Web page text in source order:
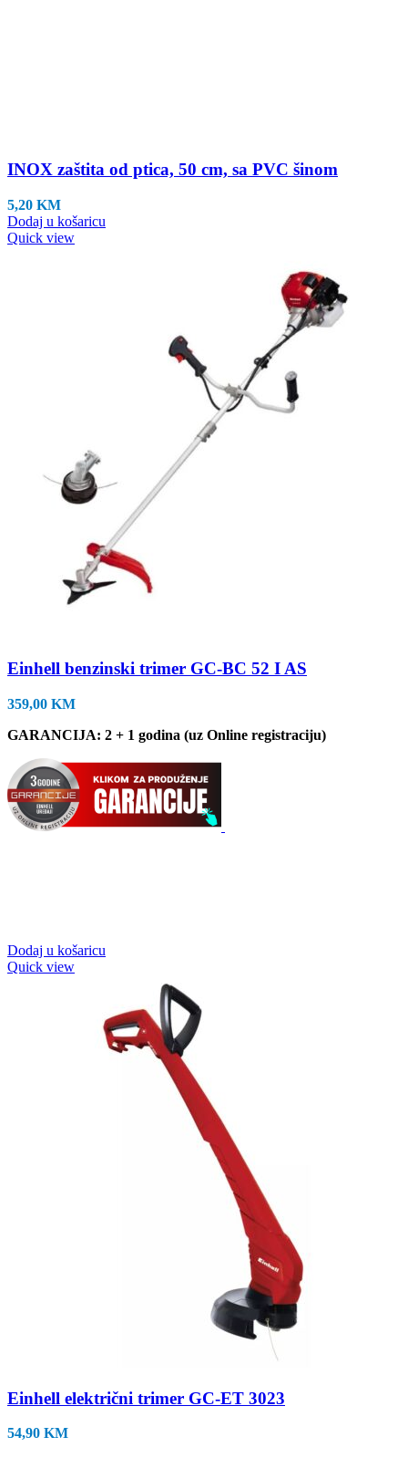
INOX zaštita od ptica, 50 cm, sa PVC šinom
5,20 KM
Dodaj u košaricu
Quick view
Einhell benzinski trimer GC-BC 52 I AS
359,00 KM
GARANCIJA: 2 + 1 godina (uz Online registraciju)
Dodaj u košaricu
Quick view
Einhell električni trimer GC-ET 3023
54,90 KM